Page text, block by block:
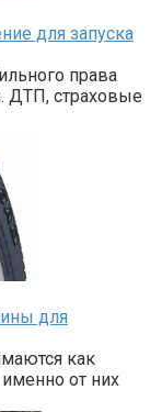
для запуска
права
ДТП, страховые
для
как
от них